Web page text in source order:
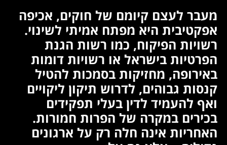
לעצם קיומם של חוקים, אכיפה
היא מפתח אמיתי לשינוי.
הפיקוח, כמו רשות הגנת
בישראל או רשויות דומות
מחזיקות בסמכות להטיל
גבוהים, לדרוש תיקון ליקויים
להעמיד לדין בעלי תפקידים
במקרה של הפרות חמורות.
אינה חלה רק על ארגונים